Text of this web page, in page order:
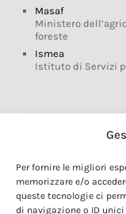
Per fornire le migliori
memorizzare e/o
queste tecnologie ci
di navigazione o ID
Masaf
Ministero
foreste
Ismea
Istituto di Servizi
Glossario DOP
Marchi DOP IGP
Normativa prodotti
Consorzi di Tutela